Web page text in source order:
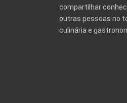
compartilhar
outras pessoas no
culinária e